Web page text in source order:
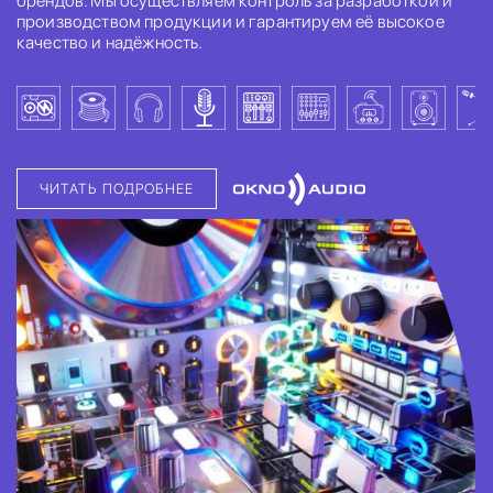
производством продукции и гарантируем её высокое
качество и надёжность.
ЧИТАТЬ ПОДРОБНЕЕ